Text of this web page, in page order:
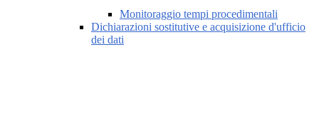
Monitoraggio tempi procedimentali
Dichiarazioni sostitutive e acquisizione d'ufficio
dei dati